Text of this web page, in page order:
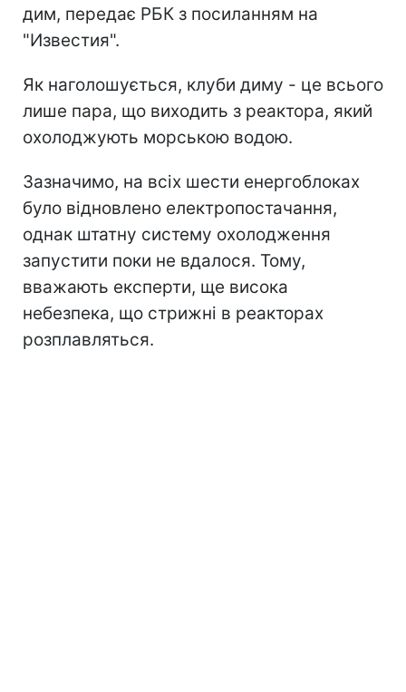
дим, передає РБК з посиланням на
"Известия".
Як наголошується, клуби диму - це всього
лише пара, що виходить з реактора, який
охолоджують морською водою.
Зазначимо, на всіх шести енергоблоках
було відновлено електропостачання,
однак штатну систему охолодження
запустити поки не вдалося. Тому,
вважають експерти, ще висока
небезпека, що стрижні в реакторах
розплавляться.